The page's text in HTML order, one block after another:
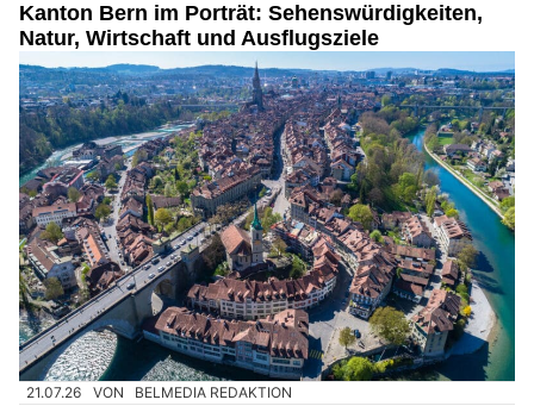
Kanton Bern im Porträt: Sehenswürdigkeiten,
Natur, Wirtschaft und Ausflugsziele
21.07.26 VON BELMEDIA REDAKTION